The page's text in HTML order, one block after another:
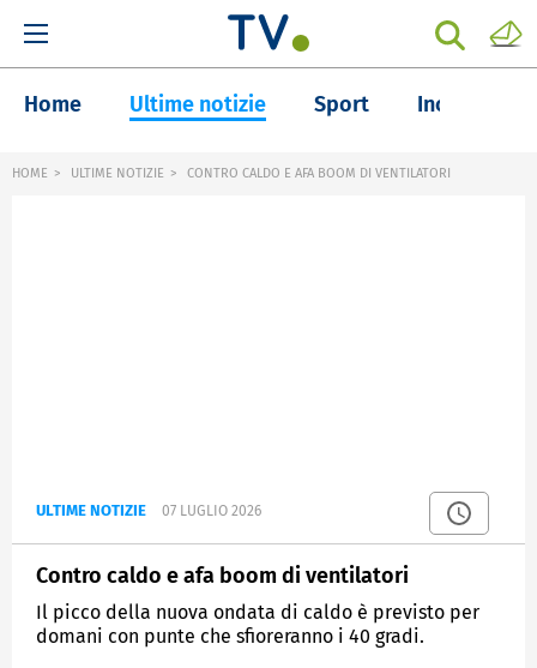
Home Ultime notizie Sport Inchieste
HOME ULTIME NOTIZIE CONTRO CALDO E AFA BOOM DI VENTILATORI
ULTIME NOTIZIE 07 LUGLIO 2026
Contro caldo e afa boom di ventilatori
Il picco della nuova ondata di caldo è previsto per
domani con punte che sfioreranno i 40 gradi.